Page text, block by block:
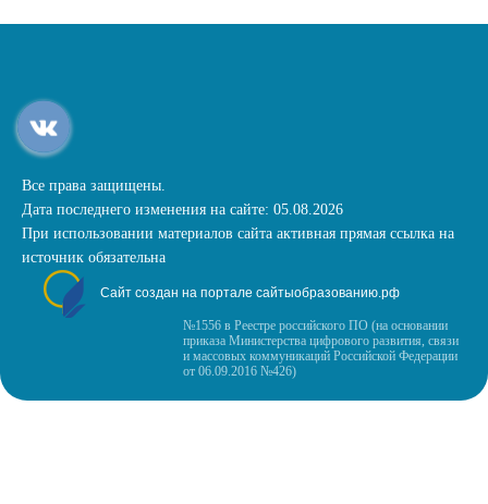
Все права защищены.
Дата последнего изменения на сайте: 05.08.2026
При использовании материалов сайта активная прямая ссылка на
источник обязательна
Сайт создан на портале сайтыобразованию.рф
№1556 в Реестре российского ПО (на основании
приказа Министерства цифрового развития, связи
и массовых коммуникаций Российской Федерации
от 06.09.2016 №426)